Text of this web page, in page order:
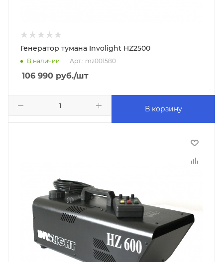
Генератор тумана Involight HZ2500
В наличии Арт.: mz001580
106 990 руб./шт
В корзину